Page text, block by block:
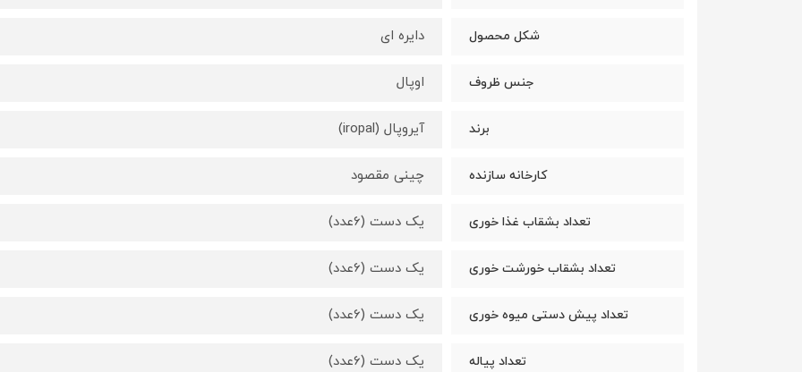
شکل محصول دایره ای
جنس ظروف اوپال
برند آیروپال (iropal)
کارخانه سازنده چینی مقصود
تعداد بشقاب غذا خوری یک دست (6عدد)
تعداد بشقاب خورشت خوری یک دست (6عدد)
تعداد پیش دستی میوه خوری یک دست (6عدد)
تعداد پیاله یک دست (6عدد)